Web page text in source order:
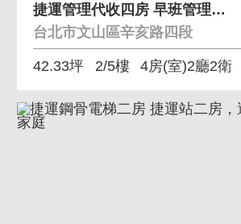
捷運管理代收四房 早班管理員 垃圾代收 近公園
台北市文山區辛亥路四段
42.33坪 2/5樓 4房(室)2廳2衛